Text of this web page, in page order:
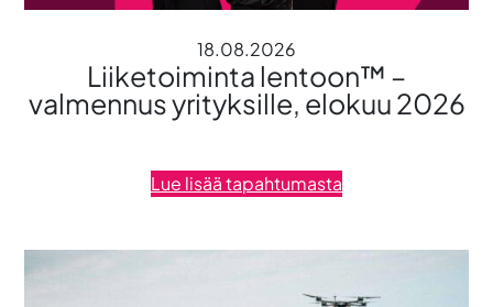
18.08.2026
Liiketoiminta lentoon™ –
valmennus yrityksille, elokuu 2026
Lue lisää tapahtumasta